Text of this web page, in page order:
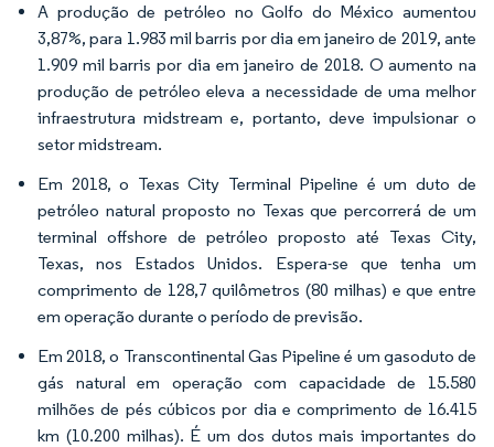
A produção de petróleo no Golfo do México aumentou
3,87%, para 1.983 mil barris por dia em janeiro de 2019, ante
1.909 mil barris por dia em janeiro de 2018. O aumento na
produção de petróleo eleva a necessidade de uma melhor
infraestrutura midstream e, portanto, deve impulsionar o
setor midstream.
Em 2018, o Texas City Terminal Pipeline é um duto de
petróleo natural proposto no Texas que percorrerá de um
terminal offshore de petróleo proposto até Texas City,
Texas, nos Estados Unidos. Espera-se que tenha um
comprimento de 128,7 quilômetros (80 milhas) e que entre
em operação durante o período de previsão.
Em 2018, o Transcontinental Gas Pipeline é um gasoduto de
gás natural em operação com capacidade de 15.580
milhões de pés cúbicos por dia e comprimento de 16.415
km (10.200 milhas). É um dos dutos mais importantes do